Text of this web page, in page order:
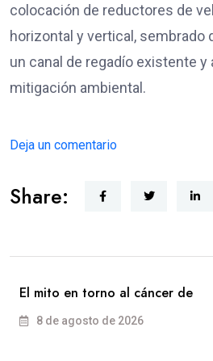
colocación de reductores de
horizontal y vertical, sembrado
un canal de regadío existente y
mitigación ambiental.
Deja un comentario
Share:
El mito en torno al cáncer de
8 de agosto de 2026